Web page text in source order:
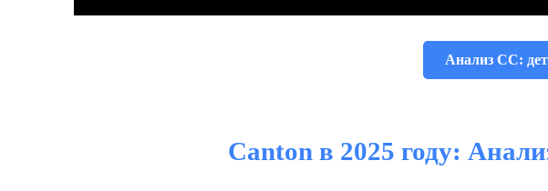
Анализ CC:
Canton в 2025 году: